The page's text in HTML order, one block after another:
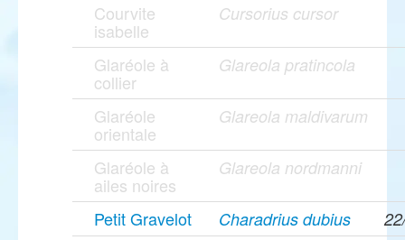
Courvite
isabelle
Cursorius cursor
Glaréole à
collier
Glareola pratincola
Glaréole
orientale
Glareola maldivarum
Glaréole à
ailes noires
Glareola nordmanni
Petit Gravelot Charadrius dubius